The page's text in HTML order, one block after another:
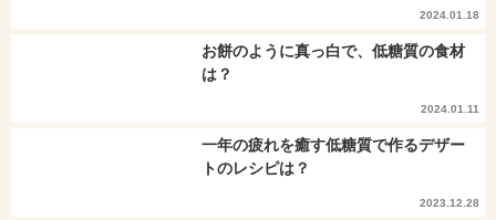
2024.01.18
お餅のように真っ白で、低糖質の食材
は？
2024.01.11
一年の疲れを癒す低糖質で作るデザー
トのレシピは？
2023.12.28